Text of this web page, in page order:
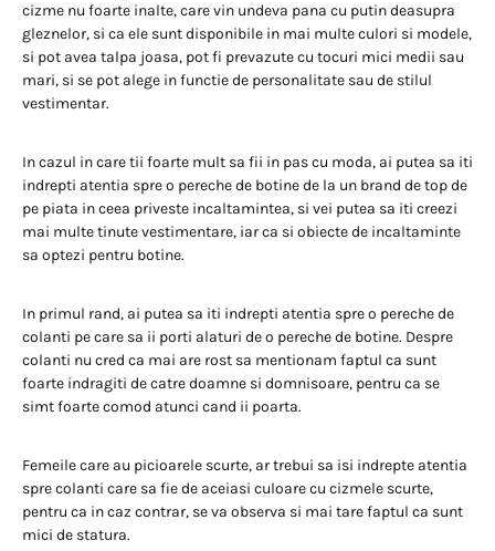
cizme nu foarte inalte, care vin undeva pana cu putin deasupra
gleznelor, si ca ele sunt disponibile in mai multe culori si modele,
si pot avea talpa joasa, pot fi prevazute cu tocuri mici medii sau
mari, si se pot alege in functie de personalitate sau de stilul
vestimentar.
In cazul in care tii foarte mult sa fii in pas cu moda, ai putea sa iti
indrepti atentia spre o pereche de botine de la un brand de top de
pe piata in ceea priveste incaltamintea, si vei putea sa iti creezi
mai multe tinute vestimentare, iar ca si obiecte de incaltaminte
sa optezi pentru botine.
In primul rand, ai putea sa iti indrepti atentia spre o pereche de
colanti pe care sa ii porti alaturi de o pereche de botine. Despre
colanti nu cred ca mai are rost sa mentionam faptul ca sunt
foarte indragiti de catre doamne si domnisoare, pentru ca se
simt foarte comod atunci cand ii poarta.
Femeile care au picioarele scurte, ar trebui sa isi indrepte atentia
spre colanti care sa fie de aceiasi culoare cu cizmele scurte,
pentru ca in caz contrar, se va observa si mai tare faptul ca sunt
mici de statura.